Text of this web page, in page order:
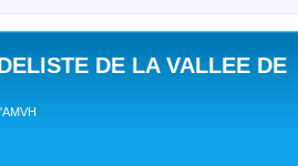
DE LA VALLEE DE